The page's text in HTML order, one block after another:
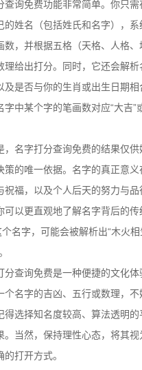
查询免费功能非常简单。你只需
的姓名（包括姓氏和名字），
数，并根据五格（天格、人格、
理给出打分。同时，它还会解析
及是否与你的生肖或出生日期
字中某个字的笔画数对应“大吉”
，名字打分查询免费的结果仅
策的唯一依据。名字的真正意
祝福，以及个人后天的努力与
可以更直观地了解名字背后的传
个名字，可能会被解析出“木火
分查询免费是一种便捷的文化
个名字的吉凶、五行或数理，不
得选择知名度较高、算法透明的
。当然，保持理性心态，将其
打开方式。